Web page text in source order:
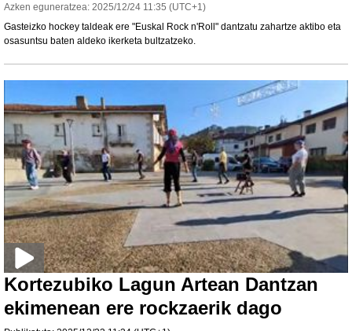
Azken eguneratzea: 2025/12/24 11:35 (UTC+1)
Gasteizko hockey taldeak ere "Euskal Rock n'Roll" dantzatu zahartze aktibo eta
osasuntsu baten aldeko ikerketa bultzatzeko.
Kortezubiko Lagun Artean Dantzan
ekimenean ere rockzaerik dago